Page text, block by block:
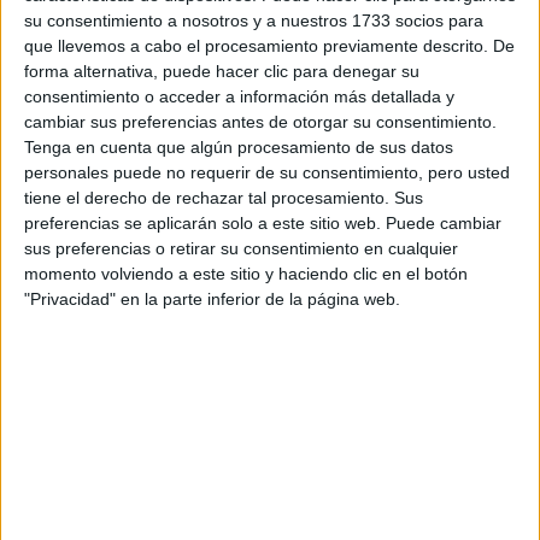
su consentimiento a nosotros y a nuestros 1733 socios para
que llevemos a cabo el procesamiento previamente descrito. De
forma alternativa, puede hacer clic para denegar su
consentimiento o acceder a información más detallada y
cambiar sus preferencias antes de otorgar su consentimiento.
Tenga en cuenta que algún procesamiento de sus datos
personales puede no requerir de su consentimiento, pero usted
tiene el derecho de rechazar tal procesamiento. Sus
preferencias se aplicarán solo a este sitio web. Puede cambiar
sus preferencias o retirar su consentimiento en cualquier
momento volviendo a este sitio y haciendo clic en el botón
"Privacidad" en la parte inferior de la página web.
deporte realizado se prolonga más de una hora, pues con él nos
aseguramos por un lado, una cantidad adecuada de glucosa para
la producción de energía y, por otro, los fluidos para la
rehidratación. En cambio, es mejor no consumir bebidas
isotónicas antes del ejercicio, pues algunos carbohidratos pueden
provocar una hiperglucemia que hace que la insulina en plasma
sanguíneo reduzca el nivel de glucosa en sangre, generando una
hipoglucemia refleja y una inhibición de la utilización de los ácidos
grasos. El resultado de todo esto es la utilización del glucógeno
muscular, apareciendo una fatiga temprana. Además, puede
aparecer una desagradable sensación de plenitud de estomago.
Por otra parte, en esfuerzos físicos en los que se evapora gran
cantidad de sudor, bien porque se trata de un ejercicio